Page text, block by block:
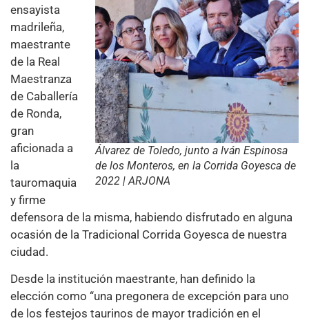
Álvarez de Toledo, junto a Iván Espinosa
de los Monteros, en la Corrida Goyesca de
2022 | ARJONA
ensayista
madrileña,
maestrante
de la Real
Maestranza
de Caballería
de Ronda,
gran
aficionada a
la
tauromaquia
y firme
defensora de la misma, habiendo disfrutado en alguna
ocasión de la Tradicional Corrida Goyesca de nuestra
ciudad.
Desde la institución maestrante, han definido la
elección como “una pregonera de excepción para uno
de los festejos taurinos de mayor tradición en el